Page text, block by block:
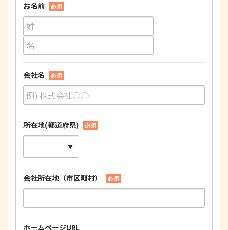
お名前 必須
会社名 必須
所在地(都道府県) 必須
会社所在地（市区町村） 必須
ホームページURL